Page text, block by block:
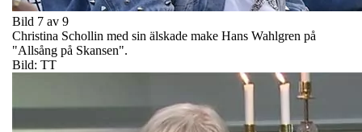
Bild 7 av 9
Christina Schollin med sin älskade make Hans Wahlgren på
"Allsång på Skansen".
Bild: TT